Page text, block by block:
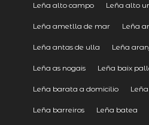
Leña alto campo Leña alto
Leña ametlla de mar Leña
Leña antas de ulla Leña
Leña as nogais Leña baix
Leña barata a domicilio
Leña barreiros Leña batea